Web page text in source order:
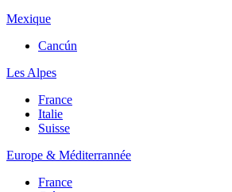
Mexique
Cancún
Les Alpes
France
Italie
Suisse
Europe & Méditerrannée
France